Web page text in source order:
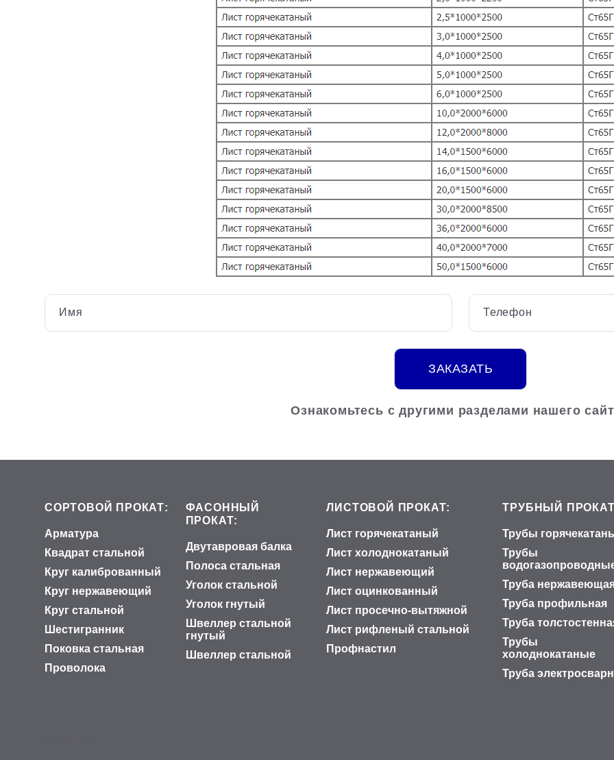
Имя Телефон
ЗАКАЗАТЬ
Ознакомьтесь с другими разделами нашего
СОРТОВОЙ ПРОКАТ:
Арматура
Квадрат стальной
Круг калиброванный
Круг нержавеющий
Круг стальной
Шестигранник
Поковка стальная
Проволока
ФАСОННЫЙ
ПРОКАТ:
Двутавровая балка
Полоса стальная
Уголок стальной
Уголок гнутый
Швеллер стальной
гнутый
Швеллер стальной
ЛИСТОВОЙ ПРОКАТ:
Лист горячекатаный
Лист холоднокатаный
Лист нержавеющий
Лист оцинкованный
Лист просечно-вытяжной
Лист рифленый стальной
Профнастил
ТРУБНЫЙ
Трубы
Трубы
Труба
Труба профильная
Труба
Трубы
холоднокатаные
Труба